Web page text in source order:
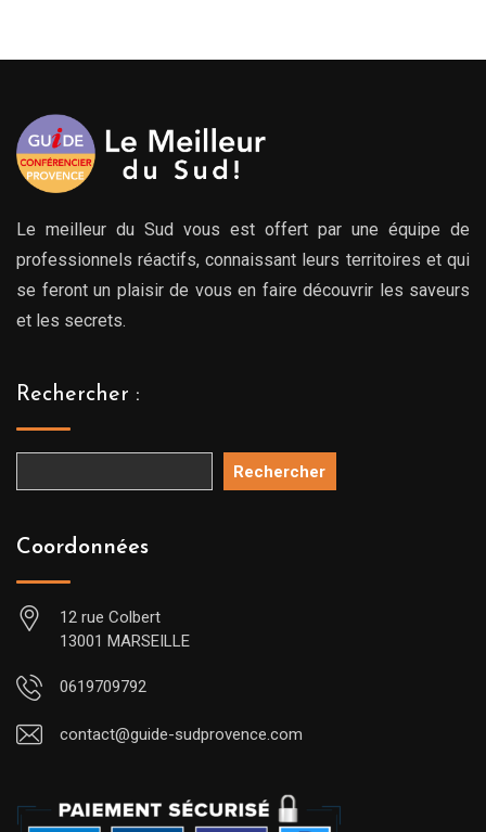
Le meilleur du Sud vous est offert par une équipe de
professionnels réactifs, connaissant leurs territoires et qui
se feront un plaisir de vous en faire découvrir les saveurs
et les secrets.
Rechercher :
Rechercher
Coordonnées
12 rue Colbert
13001 MARSEILLE
0619709792
contact@guide-sudprovence.com